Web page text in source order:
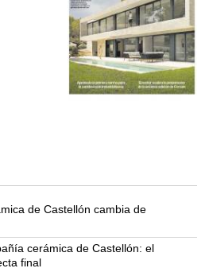
de Castellón cambia de
cerámica de Castellón: el
final